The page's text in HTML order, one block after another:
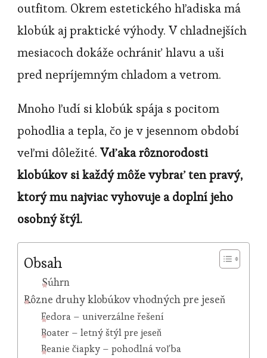
outfitom. Okrem estetického hľadiska má
klobúk aj praktické výhody. V chladnejších
mesiacoch dokáže ochrániť hlavu a uši
pred nepríjemným chladom a vetrom.
Mnoho ľudí si klobúk spája s pocitom
pohodlia a tepla, čo je v jesennom období
veľmi dôležité. Vďaka rôznorodosti
klobúkov si každý môže vybrať ten pravý,
ktorý mu najviac vyhovuje a doplní jeho
osobný štýl.
Obsah
Súhrn
Rôzne druhy klobúkov vhodných pre jeseň
Fedora – univerzálne řešení
Boater – letný štýl pre jeseň
Beanie čiapky – pohodlná voľba